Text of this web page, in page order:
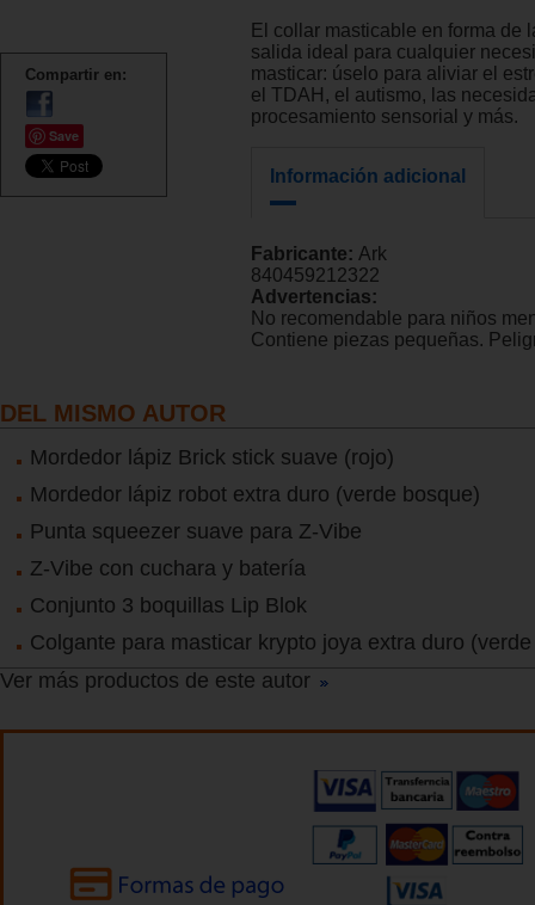
Compartir en:
Save
El collar masticable en forma de
salida ideal para cualquier
masticar: úselo para aliviar el
el TDAH, el autismo, las
procesamiento sensorial y más.
Información adicional
Fabricante: Ark
840459212322
Advertencias:
No recomendable para niños
Contiene piezas pequeñas.
DEL MISMO AUTOR
Mordedor lápiz Brick stick suave (rojo)
Mordedor lápiz robot extra duro (verde bosque)
Punta squeezer suave para Z-Vibe
Z-Vibe con cuchara y batería
Conjunto 3 boquillas Lip Blok
Colgante para masticar krypto joya extra duro
Ver más productos de este autor